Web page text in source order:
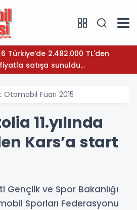
satışa sunuldu...
Fuarı 2015
11.yılında
Kars’a start
Gençlik ve Spor Bakanlığı
Sporları Federasyonu